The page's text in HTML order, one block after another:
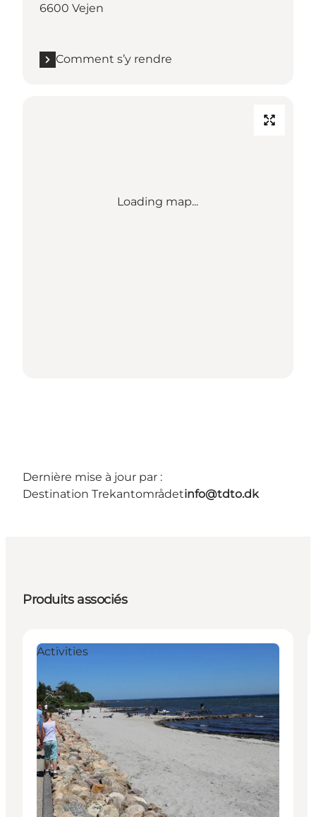
6600 Vejen
Comment s’y rendre
Loading map...
Dernière mise à jour par :
Destination Trekantområdetinfo@tdto.dk
Produits associés
Activities